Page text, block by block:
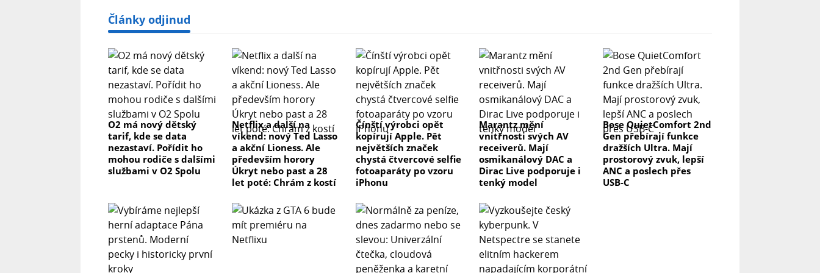
Články odjinud
O2 má nový dětský
tarif, kde se data
nezastaví. Pořídit ho
mohou rodiče s dalšími
službami v O2 Spolu
Netflix a další na
víkend: nový Ted Lasso
a akční Lioness. Ale
především horory
Úkryt nebo past a 28
let poté: Chrám z kostí
Čínští výrobci opět
kopírují Apple. Pět
největších značek
chystá čtvercové selfie
fotoaparáty po vzoru
iPhonu
Marantz mění
vnitřnosti svých AV
receiverů. Mají
osmikanálový DAC a
Dirac Live podporuje i
tenký model
Bose QuietComfort 2nd
Gen přebírají funkce
dražších Ultra. Mají
prostorový zvuk, lepší
ANC a poslech přes
USB-C